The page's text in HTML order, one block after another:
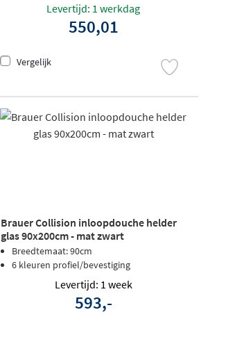
Levertijd: 1 werkdag
550,01
Vergelijk
Brauer Collision inloopdouche helder
glas 90x200cm - mat zwart
Breedtemaat: 90cm
6 kleuren profiel/bevestiging
Levertijd: 1 week
593,-